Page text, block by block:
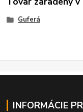
Guferá
INFORMÁCIE